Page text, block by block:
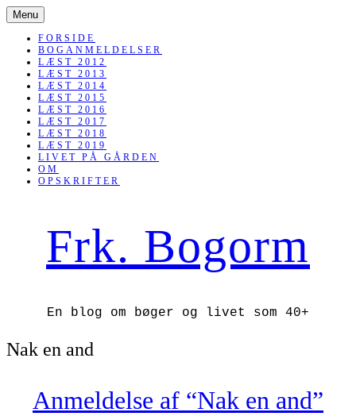
Menu SKIP
TO
CONTENT
FORSIDE
BOGANMELDELSER
LÆST 2012
LÆST 2013
LÆST 2014
LÆST 2015
LÆST 2016
LÆST 2017
LÆST 2018
LÆST 2019
LIVET PÅ GÅRDEN
OM
OPSKRIFTER
Frk. Bogorm
En blog om bøger og livet som 40+
Nak en and
Anmeldelse af “Nak en and”